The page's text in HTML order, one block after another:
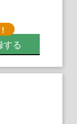
する